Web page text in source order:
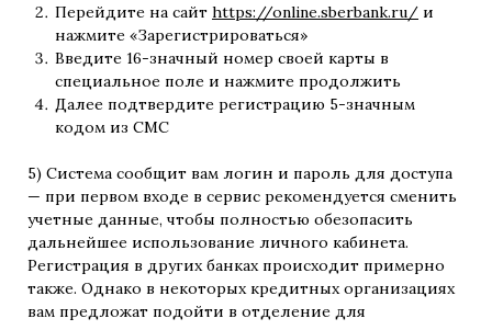
Перейдите на сайт https://online.sberbank.ru/ и
нажмите «Зарегистрироваться»
Введите 16-значный номер своей карты в
специальное поле и нажмите продолжить
Далее подтвердите регистрацию 5-значным
кодом из СМС
5) Система сообщит вам логин и пароль для доступа
— при первом входе в сервис рекомендуется сменить
учетные данные, чтобы полностью обезопасить
дальнейшее использование личного кабинета.
Регистрация в других банках происходит примерно
также. Однако в некоторых кредитных организациях
вам предложат подойти в отделение для